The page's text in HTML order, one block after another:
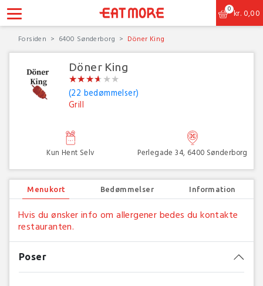
0 kr. 0,00
Forsiden 6400 Sønderborg Döner King
Döner King
★★★★★★
★★★★★★
(22 bedømmelser)
Grill
Kun Hent Selv Perlegade 34, 6400 Sønderborg
Menukort Bedømmelser Information
Hvis du ønsker info om allergener bedes du kontakte
restauranten.
Poser